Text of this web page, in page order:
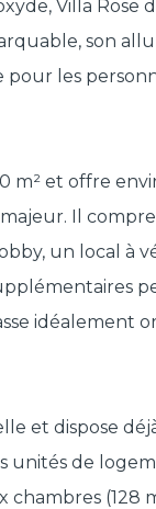
Villa
son
les
et offre
Il
un local
idéalement
et dispose
unités de
(128